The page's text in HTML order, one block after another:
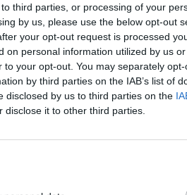
third parties, or processing of your
by us, please use the below opt-out
your opt-out request is processed
on personal information utilized by us
your opt-out. You may separately
by third parties on the IAB’s list of
disclosed by us to third parties on the
disclose it to other third parties.
porównaniu do 1.2600 zajmującej
duetu liderów (donk + sh1ro)
niż w Falcons. Spirit operuje
w danych z Etapu 2
1.1550). Podobnie sytuacja
stabilniej i wiarygodniej, niż